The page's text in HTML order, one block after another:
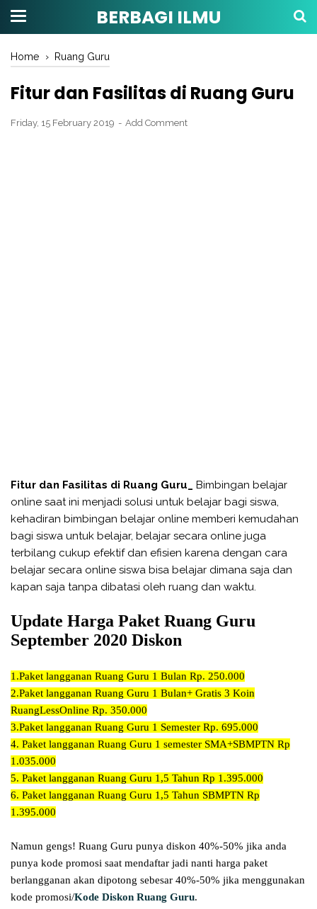
BERBAGI ILMU
Home › Ruang Guru
Fitur dan Fasilitas di Ruang Guru
Friday, 15 February 2019 Add Comment
Fitur dan Fasilitas di Ruang Guru_ Bimbingan belajar
online saat ini menjadi solusi untuk belajar bagi siswa,
kehadiran bimbingan belajar online memberi kemudahan
bagi siswa untuk belajar, belajar secara online juga
terbilang cukup efektif dan efisien karena dengan cara
belajar secara online siswa bisa belajar dimana saja dan
kapan saja tanpa dibatasi oleh ruang dan waktu.
Update Harga Paket Ruang Guru
September 2020 Diskon
1.Paket langganan Ruang Guru 1 Bulan Rp. 250.000
2.Paket langganan Ruang Guru 1 Bulan+ Gratis 3 Koin
RuangLessOnline Rp. 350.000
3.Paket langganan Ruang Guru 1 Semester Rp. 695.000
4. Paket langganan Ruang Guru 1 semester SMA+SBMPTN Rp
1.035.000
5. Paket langganan Ruang Guru 1,5 Tahun Rp 1.395.000
6. Paket langganan Ruang Guru 1,5 Tahun SBMPTN Rp
1.395.000
Namun gengs! Ruang Guru punya diskon 40%-50% jika anda
punya kode promosi saat mendaftar jadi nanti harga paket
berlangganan akan dipotong sebesar 40%-50% jika menggunakan
kode promosi/Kode Diskon Ruang Guru.